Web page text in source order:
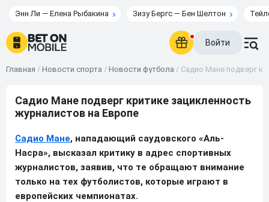
Энн Ли — Елена Рыбакина Зизу Бергс — Бен Шелтон
Войти
Главная / Новости спорта / Новости футбола / Садио Мане подверг
Садио Мане подверг критике зацикленность
журналистов на Европе
Садио Мане, нападающий саудовского «Аль-
Насра», высказал критику в адрес спортивных
журналистов, заявив, что те обращают внимание
только на тех футболистов, которые играют в
европейских чемпионатах.